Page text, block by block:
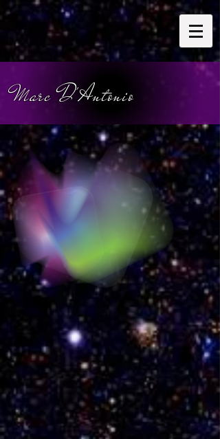
Marc D'Antonio